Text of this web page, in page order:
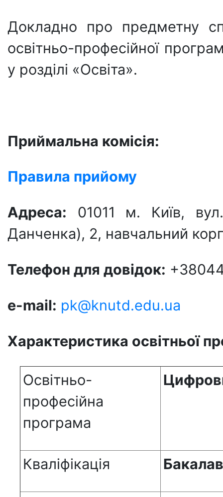
Докладно про предметну
освітньо-професійної
у розділі «Освіта».
Приймальна комісія:
Правила прийому
Адреса: 01011 м. Київ,
Данченка), 2, навчальний
Телефон для довiдок:
e-mail: pk@knutd.edu.ua
Характеристика освітньої
Освітньо-
професійна
програма
Кваліфікація